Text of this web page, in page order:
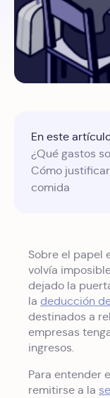
En este
¿Qué gastos
Cómo
comida
Sobre el papel
volvía
dejado la
la deducción
destinados a
empresas
ingresos.
Para entender
remitirse a la